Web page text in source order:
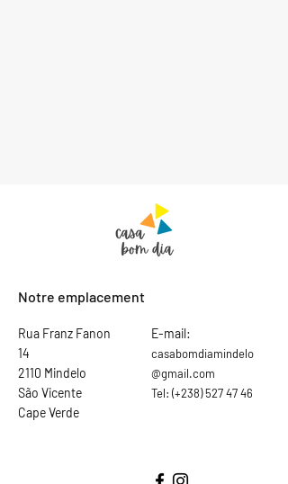
Notre emplacement
Rua Franz Fanon
14
2110 Mindelo
São Vicente
Cape Verde
E-mail:
casabomdiamindelo
@gmail.com
Tel: (+238)527 47 46